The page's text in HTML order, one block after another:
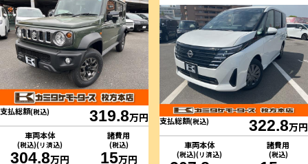
支払総額(税込) 319.8万円
車両本体
(税込)(リ済込)
304.8万円
諸費用
(税込)
15万円
支払総額(税込) 322.8万円
車両本体
(税込)(リ済込)
諸費用
(税込)